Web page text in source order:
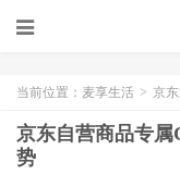
当前位置： 麦享生活 > 京东
京东自营商品专属
势